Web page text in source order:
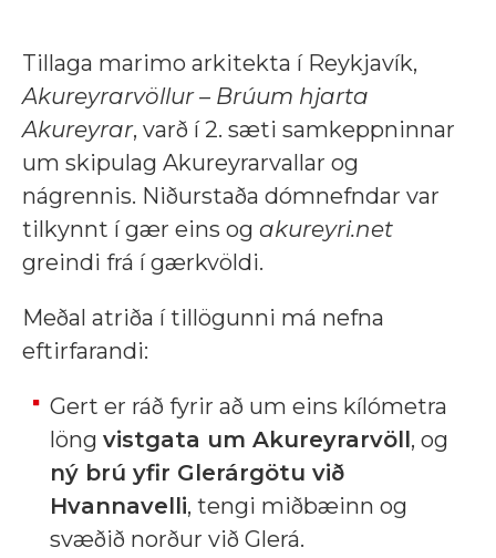
Tillaga marimo arkitekta í Reykjavík,
Akureyrarvöllur – Brúum hjarta
Akureyrar, varð í 2. sæti samkeppninnar
um skipulag Akureyrarvallar og
nágrennis. Niðurstaða dómnefndar var
tilkynnt í gær eins og akureyri.net
greindi frá í gærkvöldi.
Meðal atriða í tillögunni má nefna
eftirfarandi:
Gert er ráð fyrir að um eins kílómetra
löng vistgata um Akureyrarvöll, og
ný brú yfir Glerárgötu við
Hvannavelli, tengi miðbæinn og
svæðið norður við Glerá.